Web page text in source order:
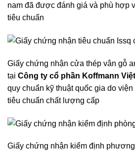
nam đã được đánh giá và phù hợp
tiêu chuẩn
Giấy chứng nhận cửa thép vân gỗ
tại Công ty cổ phần Koffmann
quy chuẩn kỹ thuật quốc gia do
tiêu chuẩn chất lượng cấp
Giấy chứng nhận kiểm định